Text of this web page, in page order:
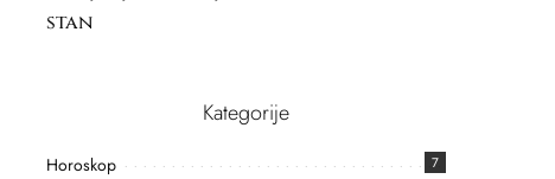
stan
Kategorije
Horoskop 7